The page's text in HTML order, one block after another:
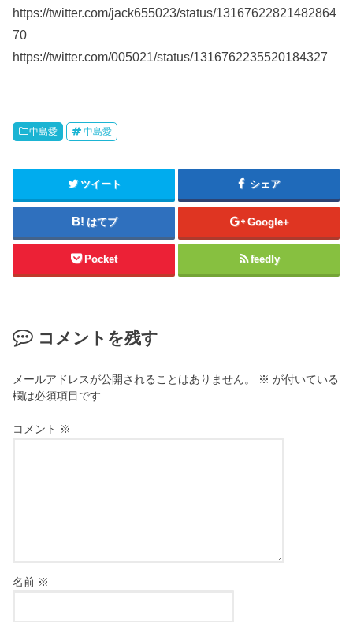
https://twitter.com/jack655023/status/13167622821482864
70
https://twitter.com/005021/status/1316762235520184327
中島愛 中島愛
ツイート シェア
はてブ Google+
Pocket feedly
コメントを残す
メールアドレスが公開されることはありません。 ※ が付いている
欄は必須項目です
コメント ※
名前 ※